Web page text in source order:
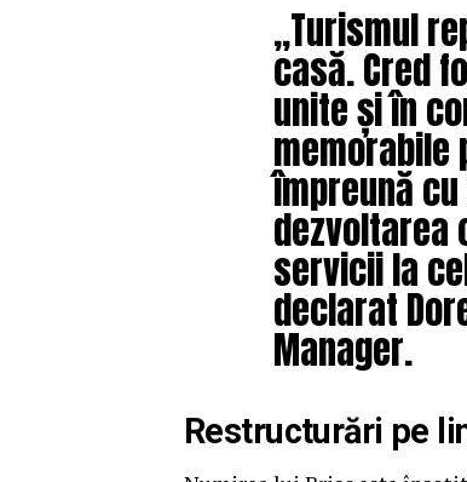
„Turismul
casă. Cred
unite și în
memorabile
împreună
dezvoltarea
servicii la
declarat
Manager.
Restructurări pe